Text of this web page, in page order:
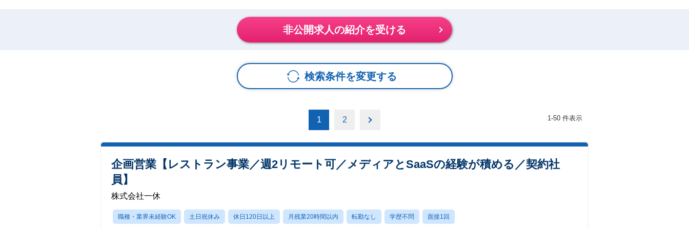
非公開求人の紹介を受ける
検索条件を変更する
1 2 1-50 件表示
企画営業【レストラン事業／週2リモート可／メディアとSaaSの経験が積める／契約社
員】
株式会社一休
職種・業界未経験OK 土日祝休み 休日120日以上 月残業20時間以内 転勤なし 学歴不問 面接1回